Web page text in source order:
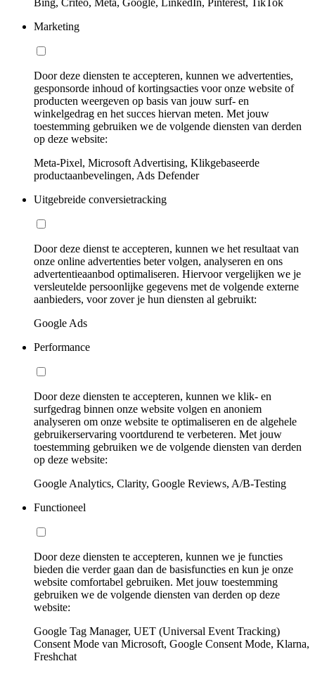
Marketing
Door deze diensten te accepteren, kunnen we advertenties,
gesponsorde inhoud of kortingsacties voor onze website of
producten weergeven op basis van jouw surf- en
winkelgedrag en het succes hiervan meten. Met jouw
toestemming gebruiken we de volgende diensten van derden
op deze website:
Meta-Pixel, Microsoft Advertising, Klikgebaseerde
productaanbevelingen, Ads Defender
Uitgebreide conversietracking
Door deze dienst te accepteren, kunnen we het resultaat van
onze online advertenties beter volgen, analyseren en ons
advertentieaanbod optimaliseren. Hiervoor vergelijken we je
versleutelde persoonlijke gegevens met de volgende externe
aanbieders, voor zover je hun diensten al gebruikt:
Google Ads
Performance
Door deze diensten te accepteren, kunnen we klik- en
surfgedrag binnen onze website volgen en anoniem
analyseren om onze website te optimaliseren en de algehele
gebruikerservaring voortdurend te verbeteren. Met jouw
toestemming gebruiken we de volgende diensten van derden
op deze website:
Google Analytics, Clarity, Google Reviews, A/B-Testing
Functioneel
Door deze diensten te accepteren, kunnen we je functies
bieden die verder gaan dan de basisfuncties en kun je onze
website comfortabel gebruiken. Met jouw toestemming
gebruiken we de volgende diensten van derden op deze
website:
Google Tag Manager, UET (Universal Event Tracking)
Consent Mode van Microsoft, Google Consent Mode, Klarna,
Freshchat